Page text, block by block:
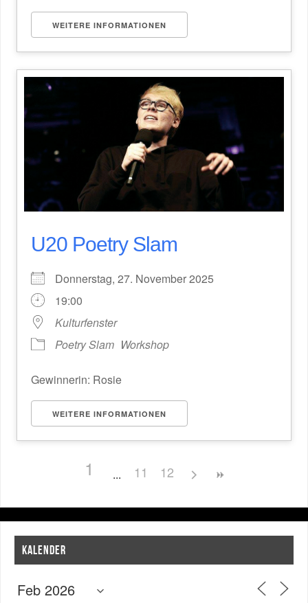
WEITERE INFORMATIONEN
U20 Poetry Slam
Donnerstag, 27. November 2025
19:00
Kulturfenster
Poetry Slam Workshop
Gewinnerin: Rosie
WEITERE INFORMATIONEN
1 11 12
KALENDER